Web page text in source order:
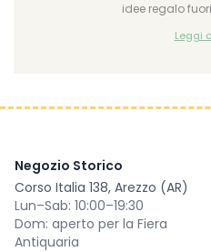
idee regalo
Leggi
Negozio Storico
Corso Italia 138, Arezzo (AR)
Lun–Sab: 10:00–19:30
Dom: aperto per la Fiera
Antiquaria